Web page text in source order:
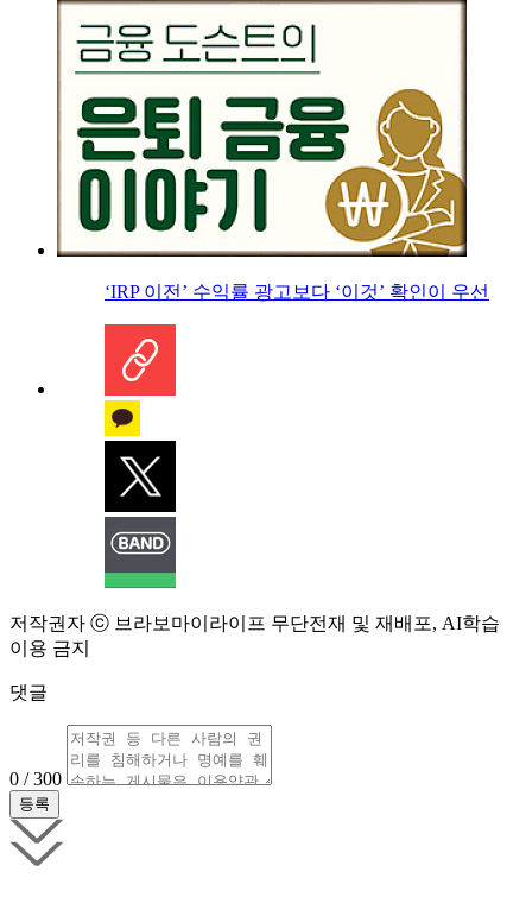
‘IRP 이전’ 수익률 광고보다 ‘이것’ 확인이 우선
저작권자 ⓒ 브라보마이라이프 무단전재 및 재배포, AI학습
이용 금지
댓글
0 / 300